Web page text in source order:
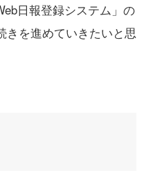
日報登録システム」の
きを進めていきたいと思